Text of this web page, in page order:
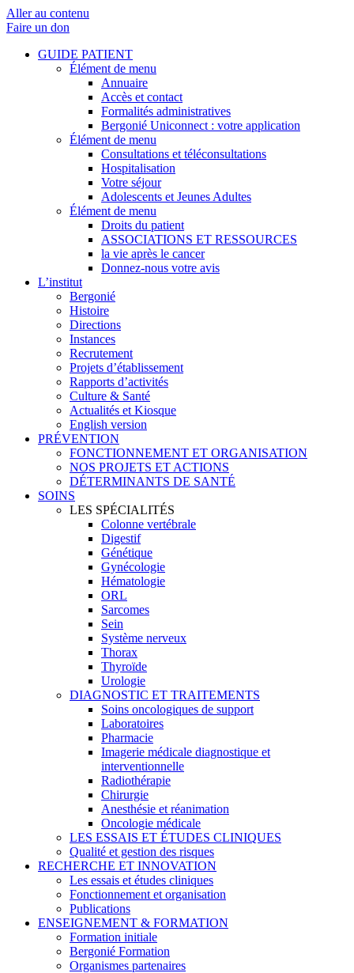
Aller au contenu
Faire un don
GUIDE PATIENT
Élément de menu
Annuaire
Accès et contact
Formalités administratives
Bergonié Uniconnect : votre application
Élément de menu
Consultations et téléconsultations
Hospitalisation
Votre séjour
Adolescents et Jeunes Adultes
Élément de menu
Droits du patient
ASSOCIATIONS ET RESSOURCES
la vie après le cancer
Donnez-nous votre avis
L’institut
Bergonié
Histoire
Directions
Instances
Recrutement
Projets d’établissement
Rapports d’activités
Culture & Santé
Actualités et Kiosque
English version
PRÉVENTION
FONCTIONNEMENT ET ORGANISATION
NOS PROJETS ET ACTIONS
DÉTERMINANTS DE SANTÉ
SOINS
LES SPÉCIALITÉS
Colonne vertébrale
Digestif
Génétique
Gynécologie
Hématologie
ORL
Sarcomes
Sein
Système nerveux
Thorax
Thyroïde
Urologie
DIAGNOSTIC ET TRAITEMENTS
Soins oncologiques de support
Laboratoires
Pharmacie
Imagerie médicale diagnostique et
interventionnelle
Radiothérapie
Chirurgie
Anesthésie et réanimation
Oncologie médicale
LES ESSAIS ET ÉTUDES CLINIQUES
Qualité et gestion des risques
RECHERCHE ET INNOVATION
Les essais et études cliniques
Fonctionnement et organisation
Publications
ENSEIGNEMENT & FORMATION
Formation initiale
Bergonié Formation
Organismes partenaires